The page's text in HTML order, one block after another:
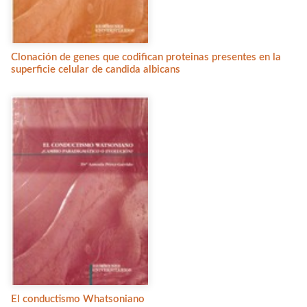
Clonación de genes que codifican proteinas presentes en la
superficie celular de candida albicans
El conductismo Whatsoniano